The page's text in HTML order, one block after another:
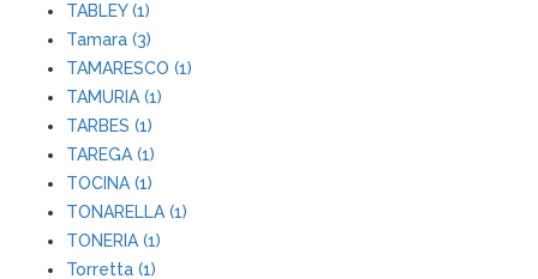
TABLEY (1)
Tamara (3)
TAMARESCO (1)
TAMURIA (1)
TARBES (1)
TAREGA (1)
TOCINA (1)
TONARELLA (1)
TONERIA (1)
Torretta (1)